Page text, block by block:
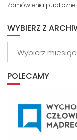
Zamówienia publiczne
WYBIERZ Z
POLECAMY